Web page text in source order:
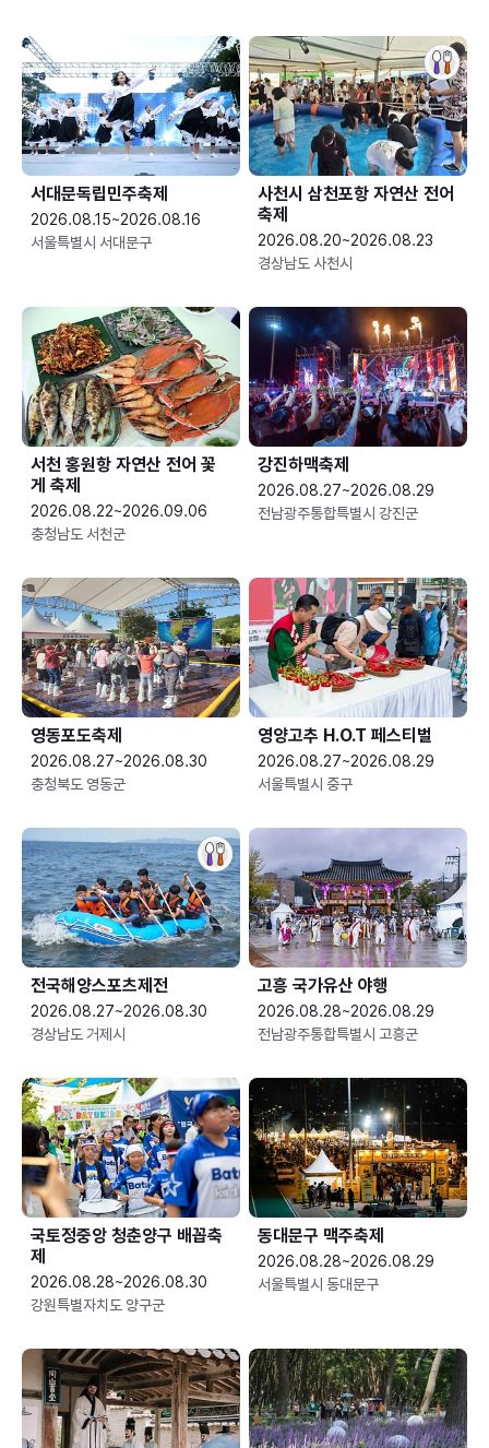
서대문독립민주축제
2026.08.15~2026.08.16
서울특별시 서대문구
사천시 삼천포항 자연산 전어
축제
2026.08.20~2026.08.23
경상남도 사천시
서천 홍원항 자연산 전어 꽃
게 축제
2026.08.22~2026.09.06
충청남도 서천군
강진하맥축제
2026.08.27~2026.08.29
전남광주통합특별시 강진군
영동포도축제
2026.08.27~2026.08.30
충청북도 영동군
영양고추 H.O.T 페스티벌
2026.08.27~2026.08.29
서울특별시 중구
전국해양스포츠제전
2026.08.27~2026.08.30
경상남도 거제시
고흥 국가유산 야행
2026.08.28~2026.08.29
전남광주통합특별시 고흥군
국토정중앙 청춘양구 배꼽축
제
2026.08.28~2026.08.30
강원특별자치도 양구군
동대문구 맥주축제
2026.08.28~2026.08.29
서울특별시 동대문구